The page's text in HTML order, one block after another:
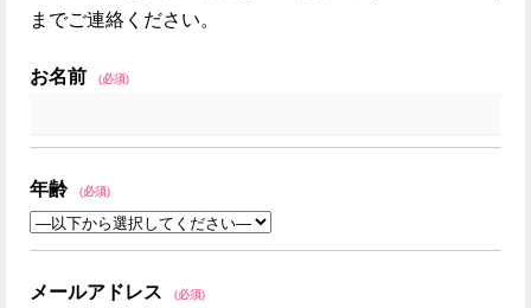
までご連絡ください。
お名前 (必須)
年齢 (必須)
メールアドレス (必須)